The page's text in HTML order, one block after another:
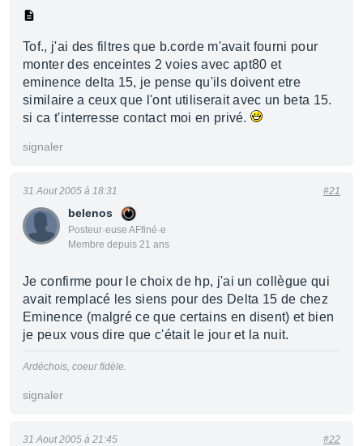
Tof., j'ai des filtres que b.corde m'avait fourni pour
monter des enceintes 2 voies avec apt80 et
eminence delta 15, je pense qu'ils doivent etre
similaire a ceux que l'ont utiliserait avec un beta 15.
si ca t'interresse contact moi en privé.
signaler
belenos
Posteur·euse AFfiné·e
Membre depuis 21 ans
31 Aout 2005 à 18:31 #21
Je confirme pour le choix de hp, j'ai un collègue qui
avait remplacé les siens pour des Delta 15 de chez
Eminence (malgré ce que certains en disent) et bien
je peux vous dire que c'était le jour et la nuit.
Ardéchois, coeur fidèle.
signaler
31 Aout 2005 à 21:45 #22